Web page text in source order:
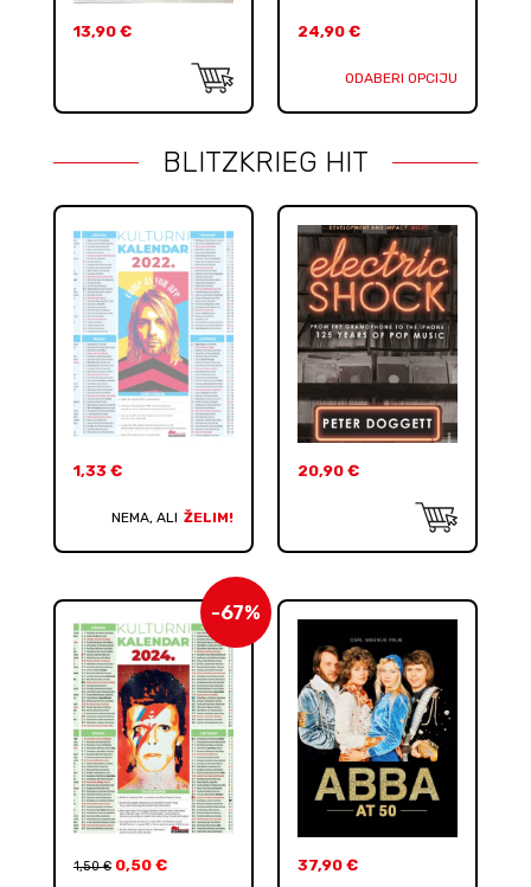
13,90 € 24,90 €
ODABERI OPCIJU
BLITZKRIEG HIT
1,33 €
NEMA, ALI ŽELIM!
20,90 €
-67%
1,50€ 0,50 € 37,90 €